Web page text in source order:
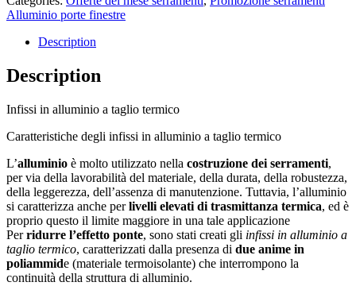
Alluminio porte finestre
Description
Description
Infissi in alluminio a taglio termico
Caratteristiche degli infissi in alluminio a taglio termico
L’alluminio è molto utilizzato nella costruzione dei serramenti,
per via della lavorabilità del materiale, della durata, della robustezza,
della leggerezza, dell’assenza di manutenzione. Tuttavia, l’alluminio
si caratterizza anche perlivelli elevati di trasmittanza termica, ed è
proprio questo il limite maggiore in una tale applicazione
Perridurre l’effetto ponte, sono stati creati gli infissi in alluminio a
taglio termico, caratterizzati dalla presenza di due anime in
poliammide (materiale termoisolante) che interrompono la
continuità della struttura di alluminio.